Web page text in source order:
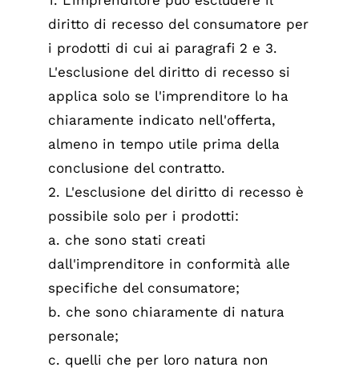
diritto di recesso del consumatore per
i prodotti di cui ai paragrafi 2 e 3.
L'esclusione del diritto di recesso si
applica solo se l'imprenditore lo ha
chiaramente indicato nell'offerta,
almeno in tempo utile prima della
conclusione del contratto.
2. L'esclusione del diritto di recesso è
possibile solo per i prodotti:
a. che sono stati creati
dall'imprenditore in conformità alle
specifiche del consumatore;
b. che sono chiaramente di natura
personale;
c. quelli che per loro natura non